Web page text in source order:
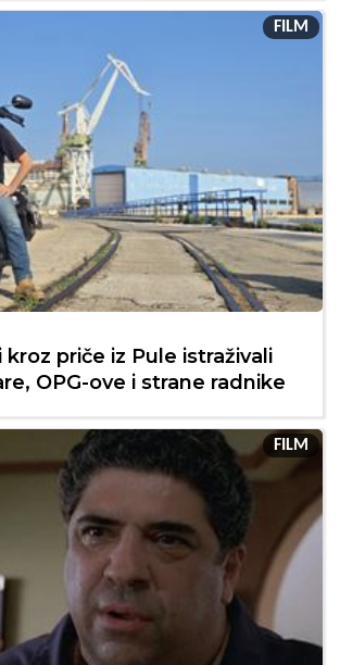
FILM
priče iz Pule istraživali
OPG-ove i strane radnike
FILM